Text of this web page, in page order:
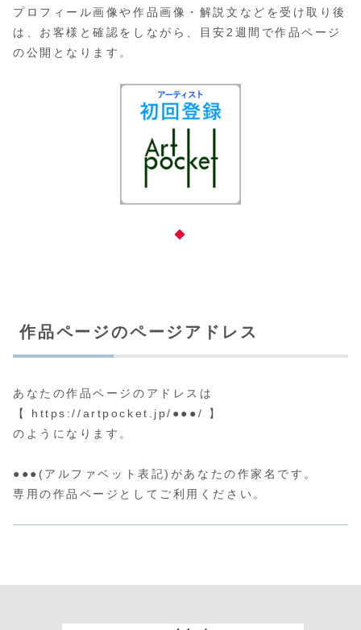
プロフィール画像や作品画像・解説文などを受け取り後
は、お客様と確認をしながら、目安2週間で作品ページ
の公開となります。
◆
作品ページのページアドレス
あなたの作品ページのアドレスは
【 https://artpocket.jp/●●●/ 】
のようになります。
●●●(アルファベット表記)があなたの作家名です。
専用の作品ページとしてご利用ください。